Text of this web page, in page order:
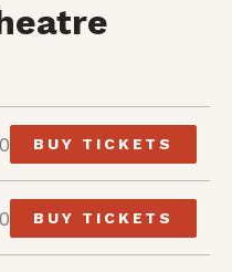
BUY TICKETS
BUY TICKETS